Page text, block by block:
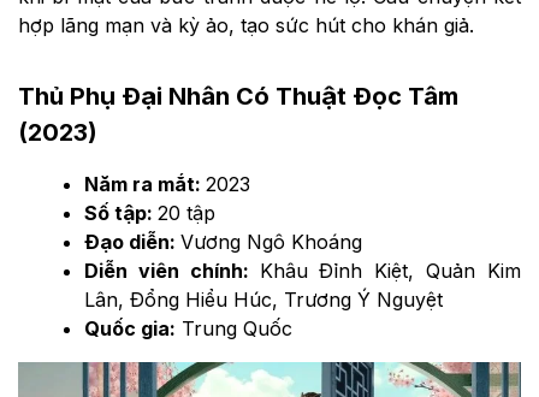
hợp lãng mạn và kỳ ảo, tạo sức hút cho khán giả.
Thủ Phụ Đại Nhân Có Thuật Đọc Tâm
(2023)
Năm ra mắt: 2023
Số tập: 20 tập
Đạo diễn: Vương Ngô Khoáng
Diễn viên chính: Khâu Đỉnh Kiệt, Quản Kim
Lân, Đổng Hiểu Húc, Trương Ý Nguyệt
Quốc gia: Trung Quốc